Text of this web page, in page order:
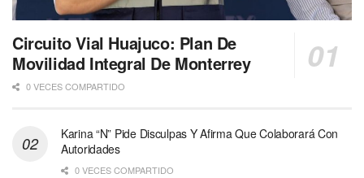
Circuito Vial Huajuco: Plan De
Movilidad Integral De Monterrey
0 VECES COMPARTIDO
Karina “N” Pide Disculpas Y Afirma Que Colaborará Con
Autoridades
0 VECES COMPARTIDO